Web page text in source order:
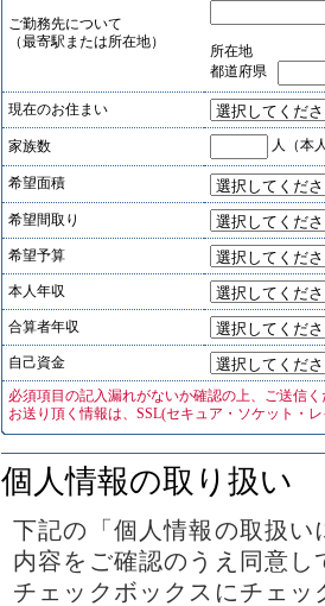
ご勤務先について
（最寄駅または所在地）
所在地
都道府県
現在のお住まい
家族数 人（本
希望面積
希望間取り
希望予算
本人年収
合算者年収
自己資金
必須項目の記入漏れがないか確認の上、ご送信
お送り頂く情報は、SSL(セキュア・ソケット・
個人情報の取り扱い
下記の「個人情報の取扱
内容をご確認のうえ同意
チェックボックスにチェ